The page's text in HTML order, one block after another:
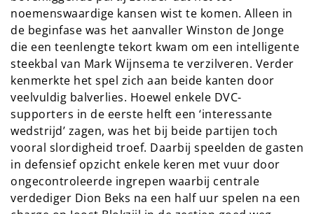
noemenswaardige kansen wist te komen. Alleen in
de beginfase was het aanvaller Winston de Jonge
die een teenlengte tekort kwam om een intelligente
steekbal van Mark Wijnsema te verzilveren. Verder
kenmerkte het spel zich aan beide kanten door
veelvuldig balverlies. Hoewel enkele DVC-
supporters in de eerste helft een ‘interessante
wedstrijd’ zagen, was het bij beide partijen toch
vooral slordigheid troef. Daarbij speelden de gasten
in defensief opzicht enkele keren met vuur door
ongecontroleerde ingrepen waarbij centrale
verdediger Dion Beks na een half uur spelen na een